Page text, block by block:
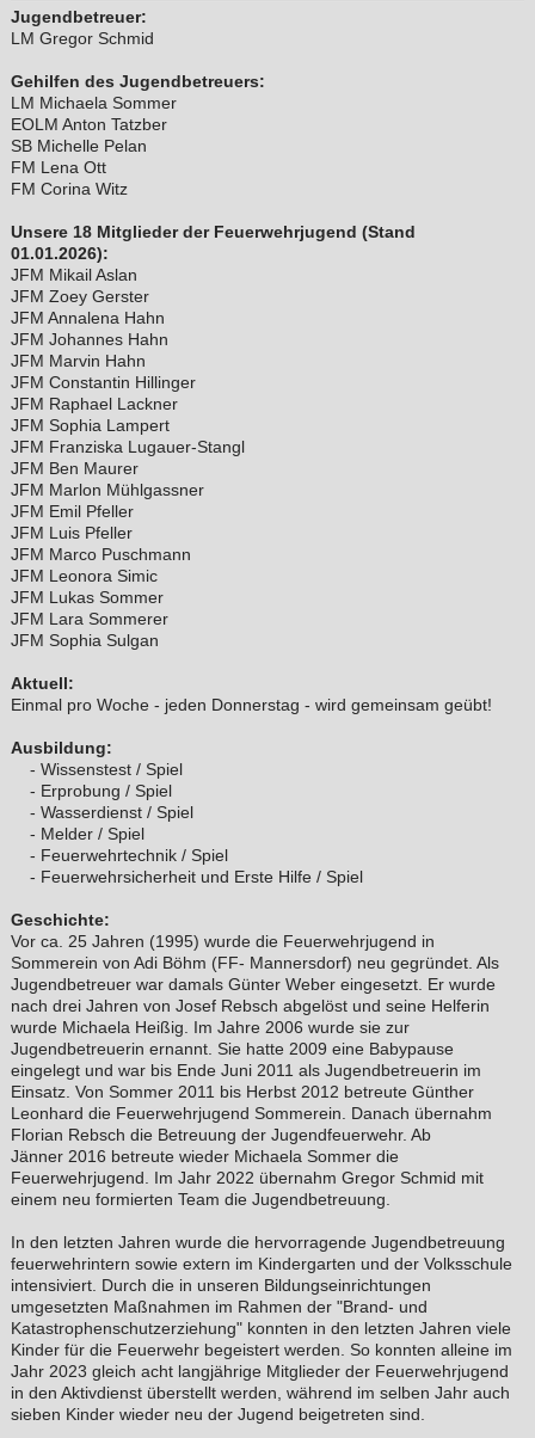
Jugendbetreuer:
LM Gregor Schmid
Gehilfen des Jugendbetreuers:
LM Michaela Sommer
EOLM Anton Tatzber
SB Michelle Pelan
FM Lena Ott
FM Corina Witz
Unsere 18 Mitglieder der Feuerwehrjugend (Stand
01.01.2026):
JFM Mikail Aslan
JFM Zoey Gerster
JFM Annalena Hahn
JFM Johannes Hahn
JFM Marvin Hahn
JFM Constantin Hillinger
JFM Raphael Lackner
JFM Sophia Lampert
JFM Franziska Lugauer-Stangl
JFM Ben Maurer
JFM Marlon Mühlgassner
JFM Emil Pfeller
JFM Luis Pfeller
JFM Marco Puschmann
JFM Leonora Simic
JFM Lukas Sommer
JFM Lara Sommerer
JFM Sophia Sulgan
Aktuell:
Einmal pro Woche - jeden Donnerstag - wird gemeinsam geübt!
Ausbildung:
- Wissenstest / Spiel
- Erprobung / Spiel
- Wasserdienst / Spiel
- Melder / Spiel
- Feuerwehrtechnik / Spiel
- Feuerwehrsicherheit und Erste Hilfe / Spiel
Geschichte:
Vor ca. 25 Jahren (1995) wurde die Feuerwehrjugend in
Sommerein von Adi Böhm (FF- Mannersdorf) neu gegründet. Als
Jugendbetreuer war damals Günter Weber eingesetzt. Er wurde
nach drei Jahren von Josef Rebsch abgelöst und seine Helferin
wurde Michaela Heißig. Im Jahre 2006 wurde sie zur
Jugendbetreuerin ernannt. Sie hatte 2009 eine Babypause
eingelegt und war bis Ende Juni 2011 als Jugendbetreuerin im
Einsatz. Von Sommer 2011 bis Herbst 2012 betreute Günther
Leonhard die Feuerwehrjugend Sommerein. Danach übernahm
Florian Rebsch die Betreuung der Jugendfeuerwehr. Ab
Jänner 2016 betreute wieder Michaela Sommer die
Feuerwehrjugend. Im Jahr 2022 übernahm Gregor Schmid mit
einem neu formierten Team die Jugendbetreuung.
In den letzten Jahren wurde die hervorragende Jugendbetreuung
feuerwehrintern sowie extern im Kindergarten und der Volksschule
intensiviert. Durch die in unseren Bildungseinrichtungen
umgesetzten Maßnahmen im Rahmen der "Brand- und
Katastrophenschutzerziehung" konnten in den letzten Jahren viele
Kinder für die Feuerwehr begeistert werden. So konnten alleine im
Jahr 2023 gleich acht langjährige Mitglieder der Feuerwehrjugend
in den Aktivdienst überstellt werden, während im selben Jahr auch
sieben Kinder wieder neu der Jugend beigetreten sind.